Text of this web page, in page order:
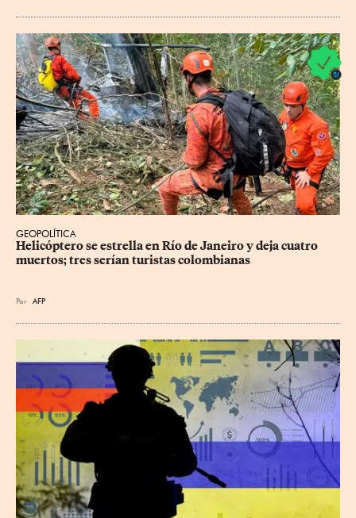
GEOPOLÍTICA
Helicóptero se estrella en Río de Janeiro y deja cuatro
muertos; tres serían turistas colombianas
Por AFP